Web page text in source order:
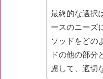
最終的な選択
ースのニーズ
ソッドをどの
ドの他の部分
慮して、適切